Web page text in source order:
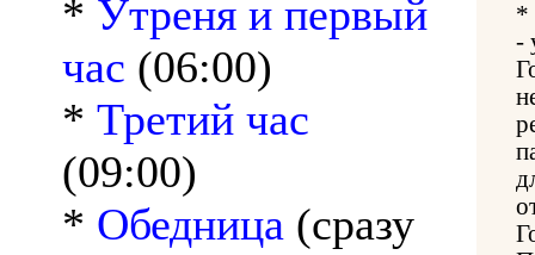
* Утреня и первый
час (06:00)
* Третий час
(09:00)
* Обедница (сразу
*
-